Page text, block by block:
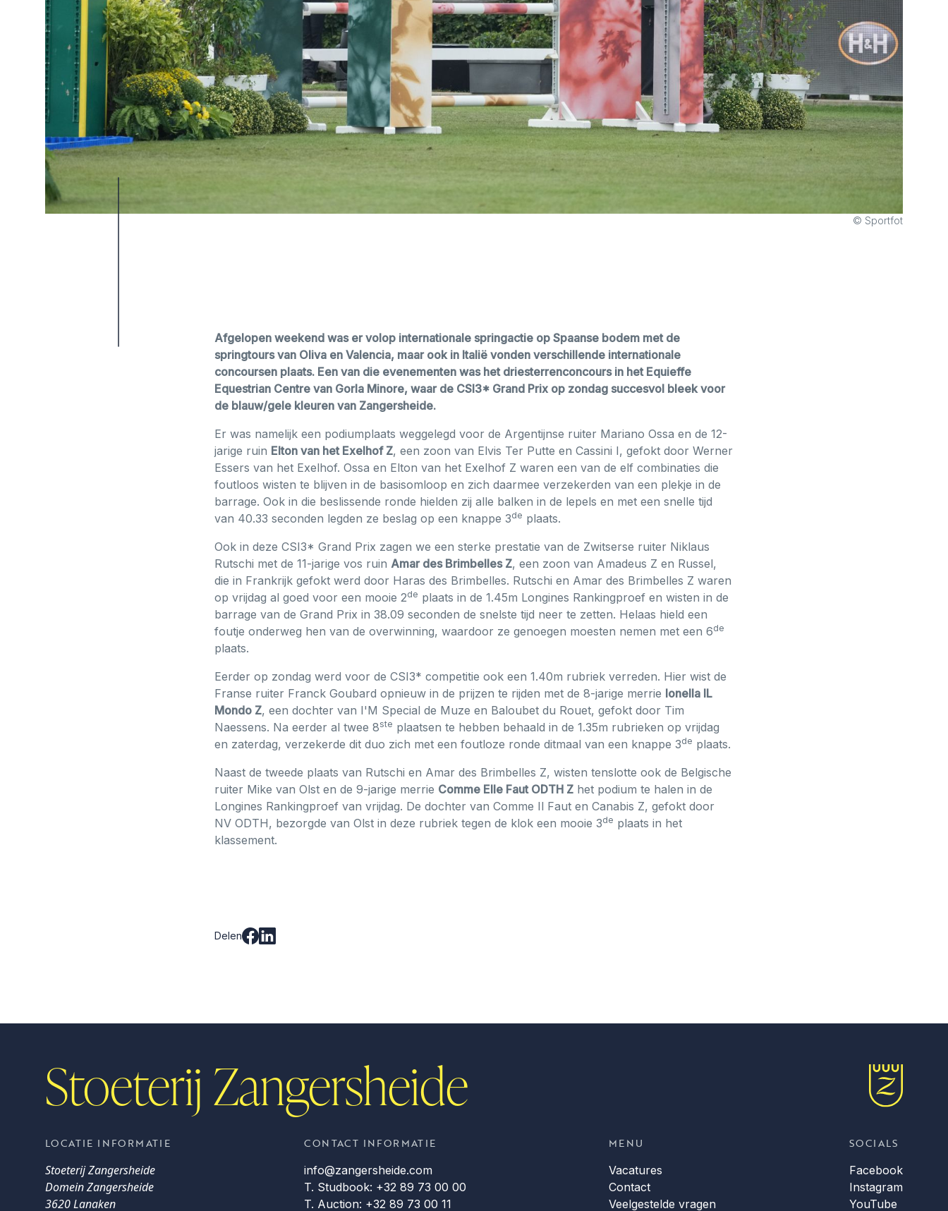
© Sportfot
Afgelopen weekend was er volop internationale springactie op Spaanse bodem met de
springtours van Oliva en Valencia, maar ook in Italië vonden verschillende internationale
concoursen plaats. Een van die evenementen was het driesterrenconcours in het Equieffe
Equestrian Centre van Gorla Minore, waar de CSI3* Grand Prix op zondag succesvol bleek voor
de blauw/gele kleuren van Zangersheide.
Er was namelijk een podiumplaats weggelegd voor de Argentijnse ruiter Mariano Ossa en de 12-
jarige ruin Elton van het Exelhof Z, een zoon van Elvis Ter Putte en Cassini I, gefokt door Werner
Essers van het Exelhof. Ossa en Elton van het Exelhof Z waren een van de elf combinaties die
foutloos wisten te blijven in de basisomloop en zich daarmee verzekerden van een plekje in de
barrage. Ook in die beslissende ronde hielden zij alle balken in de lepels en met een snelle tijd
van 40.33 seconden legden ze beslag op een knappe 3de plaats.
Ook in deze CSI3* Grand Prix zagen we een sterke prestatie van de Zwitserse ruiter Niklaus
Rutschi met de 11-jarige vos ruin Amar des Brimbelles Z, een zoon van Amadeus Z en Russel,
die in Frankrijk gefokt werd door Haras des Brimbelles. Rutschi en Amar des Brimbelles Z waren
op vrijdag al goed voor een mooie 2de plaats in de 1.45m Longines Rankingproef en wisten in de
barrage van de Grand Prix in 38.09 seconden de snelste tijd neer te zetten. Helaas hield een
foutje onderweg hen van de overwinning, waardoor ze genoegen moesten nemen met een 6de
plaats.
Eerder op zondag werd voor de CSI3* competitie ook een 1.40m rubriek verreden. Hier wist de
Franse ruiter Franck Goubard opnieuw in de prijzen te rijden met de 8-jarige merrie Ionella IL
Mondo Z, een dochter van I'M Special de Muze en Baloubet du Rouet, gefokt door Tim
Naessens. Na eerder al twee 8ste plaatsen te hebben behaald in de 1.35m rubrieken op vrijdag
en zaterdag, verzekerde dit duo zich met een foutloze ronde ditmaal van een knappe 3de plaats.
Naast de tweede plaats van Rutschi en Amar des Brimbelles Z, wisten tenslotte ook de Belgische
ruiter Mike van Olst en de 9-jarige merrie Comme Elle Faut ODTH Z het podium te halen in de
Longines Rankingproef van vrijdag. De dochter van Comme Il Faut en Canabis Z, gefokt door
NV ODTH, bezorgde van Olst in deze rubriek tegen de klok een mooie 3de plaats in het
klassement.
Delen
Stoeterij Zangersheide
LOCATIE INFORMATIE
Stoeterij Zangersheide
Domein Zangersheide
3620 Lanaken
CONTACT INFORMATIE
info@zangersheide.com
T. Studbook: +32 89 73 00 00
T. Auction: +32 89 73 00 11
MENU
Vacatures
Contact
Veelgestelde vragen
SOCIALS
Facebook
Instagram
YouTube